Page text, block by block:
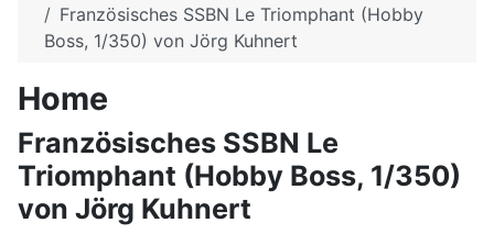
Französisches SSBN Le Triomphant (Hobby
Boss, 1/350) von Jörg Kuhnert
Home
Französisches SSBN Le
Triomphant (Hobby Boss, 1/350)
von Jörg Kuhnert